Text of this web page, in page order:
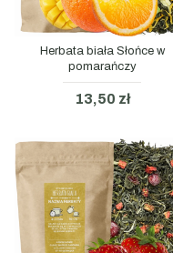
Herbata biała Słońce w
pomarańczy
13,50 zł